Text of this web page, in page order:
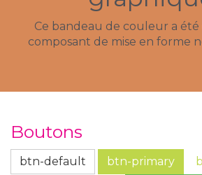
Ce bandeau de couleur a été
composant de mise en forme
Boutons
btn-default btn-primary